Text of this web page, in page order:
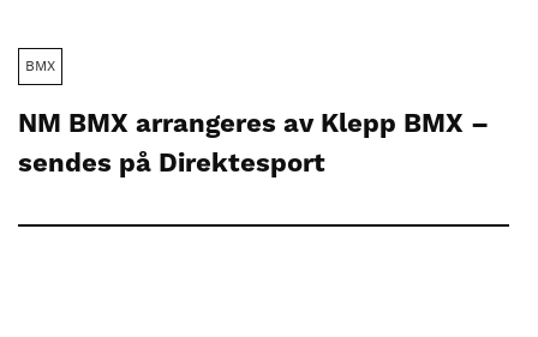
BMX
NM BMX arrangeres av Klepp BMX –
sendes på Direktesport